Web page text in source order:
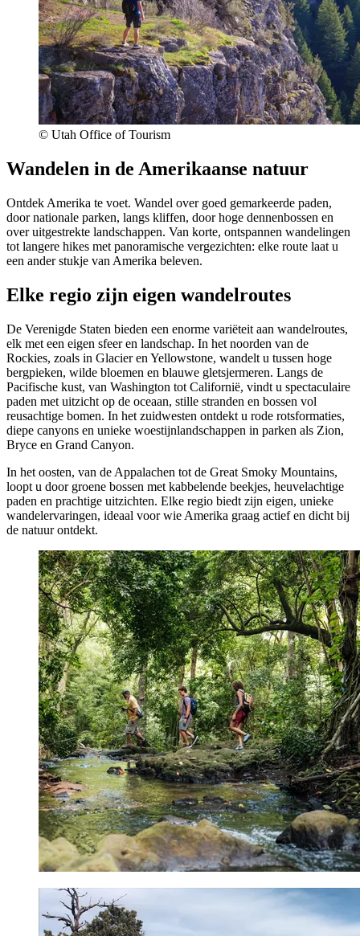
© Utah Office of Tourism
Wandelen in de Amerikaanse natuur
Ontdek Amerika te voet. Wandel over goed gemarkeerde paden,
door nationale parken, langs kliffen, door hoge dennenbossen en
over uitgestrekte landschappen. Van korte, ontspannen wandelingen
tot langere hikes met panoramische vergezichten: elke route laat u
een ander stukje van Amerika beleven.
Elke regio zijn eigen wandelroutes
De Verenigde Staten bieden een enorme variëteit aan wandelroutes,
elk met een eigen sfeer en landschap. In het noorden van de
Rockies, zoals in Glacier en Yellowstone, wandelt u tussen hoge
bergpieken, wilde bloemen en blauwe gletsjermeren. Langs de
Pacifische kust, van Washington tot Californië, vindt u spectaculaire
paden met uitzicht op de oceaan, stille stranden en bossen vol
reusachtige bomen. In het zuidwesten ontdekt u rode rotsformaties,
diepe canyons en unieke woestijnlandschappen in parken als Zion,
Bryce en Grand Canyon.
In het oosten, van de Appalachen tot de Great Smoky Mountains,
loopt u door groene bossen met kabbelende beekjes, heuvelachtige
paden en prachtige uitzichten. Elke regio biedt zijn eigen, unieke
wandelervaringen, ideaal voor wie Amerika graag actief en dicht bij
de natuur ontdekt.